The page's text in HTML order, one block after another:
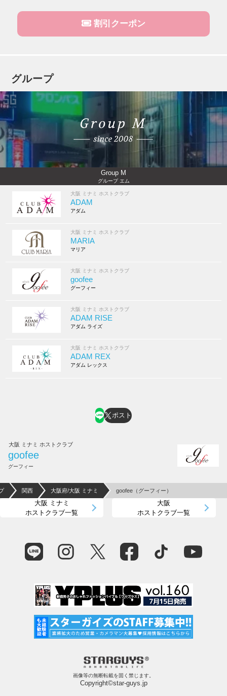
割引クーポン
グループ
Group M
グループ エム
大阪 ミナミ ホストクラブ
ADAM
アダム
大阪 ミナミ ホストクラブ
MARIA
マリア
大阪 ミナミ ホストクラブ
goofee
グーフィー
大阪 ミナミ ホストクラブ
ADAM RISE
アダム ライズ
大阪 ミナミ ホストクラブ
ADAM REX
アダム レックス
ポスト
大阪 ミナミ ホストクラブ
goofee
グーフィー
関西 大阪府/大阪 ミナミ goofee（グーフィー）
大阪 ミナミ
ホストクラブ一覧
大阪
ホストクラブ一覧
画像等の無断転載を固く禁じます。
Copyright©star-guys.jp